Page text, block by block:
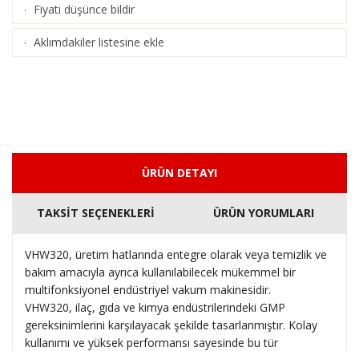
· Fiyatı düşünce bildir
· Aklımdakiler listesine ekle
ÜRÜN DETAYI
TAKSİT SEÇENEKLERİ ÜRÜN YORUMLARI
VHW320, üretim hatlarında entegre olarak veya temizlik ve
bakım amacıyla ayrıca kullanılabilecek mükemmel bir
multifonksiyonel endüstriyel vakum makinesidir.
VHW320, ilaç, gıda ve kimya endüstrilerindeki GMP
gereksinimlerini karşılayacak şekilde tasarlanmıştır. Kolay
kullanımı ve yüksek performansı sayesinde bu tür